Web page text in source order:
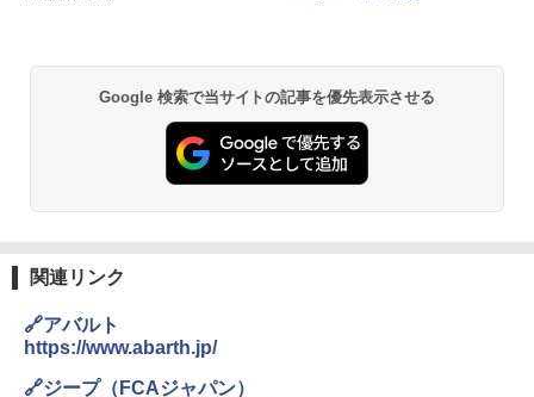
Google 検索で当サイトの記事を優先表示させる
関連リンク
🔗アバルト
https://www.abarth.jp/
🔗ジープ（FCAジャパン）